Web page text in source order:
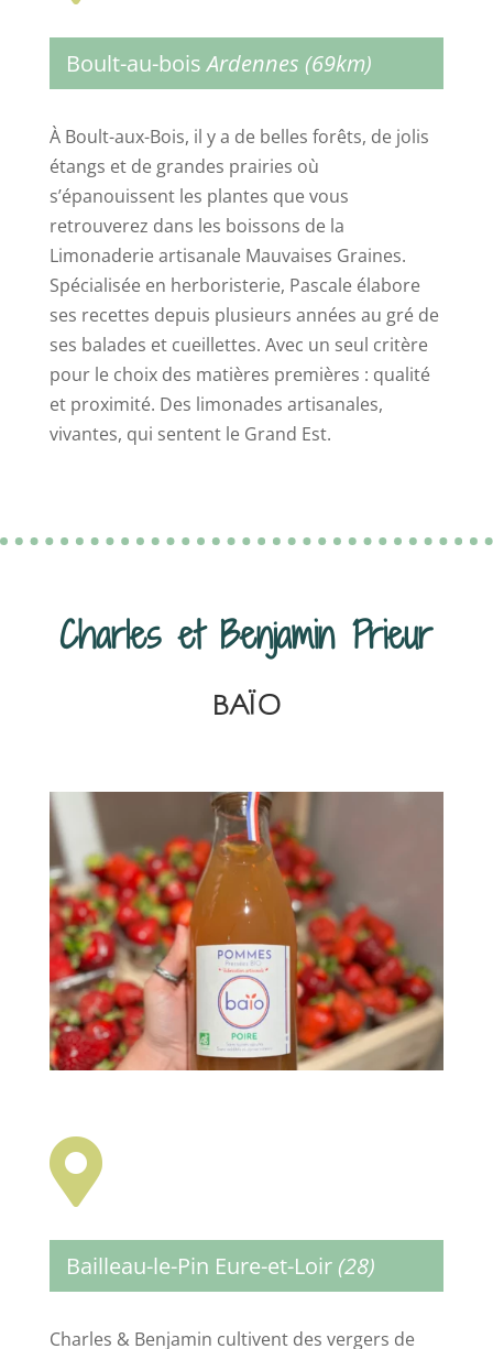
Boult-au-boisArdennes (69km)
À Boult-aux-Bois, il y a de belles forêts, de jolis
étangs et de grandes prairies où
s’épanouissent les plantes que vous
retrouverez dans les boissons de la
Limonaderie artisanale Mauvaises Graines.
Spécialisée en herboristerie, Pascale élabore
ses recettes depuis plusieurs années au gré de
ses balades et cueillettes. Avec un seul critère
pour le choix des matières premières : qualité
et proximité. Des limonades artisanales,
vivantes, qui sentent le Grand Est.
Charles et Benjamin Prieur
BAÏO

Bailleau-le-Pin Eure-et-Loir(28)
Charles & Benjamin cultivent des vergers de